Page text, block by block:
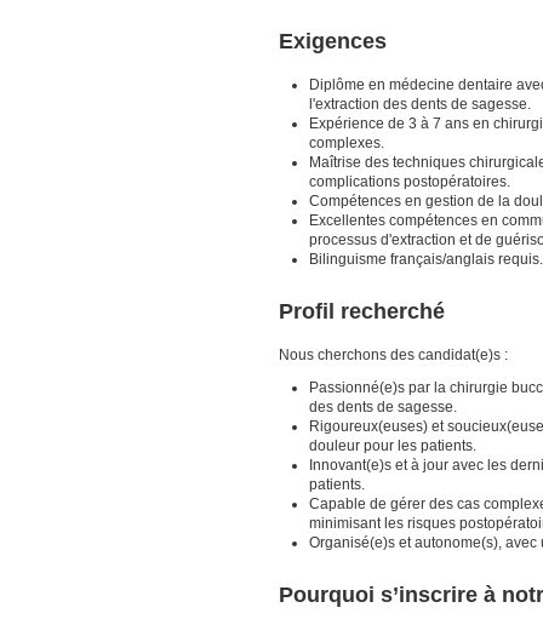
Exigences
Diplôme en médecine dentaire
l'extraction des dents de sagesse.
Expérience de 3 à 7 ans en
complexes.
Maîtrise des techniques
complications postopératoires.
Compétences en gestion de la
Excellentes compétences en
processus d'extraction et de
Bilinguisme français/anglais requis.
Profil recherché
Nous cherchons des candidat(e)s :
Passionné(e)s par la chirurgie
des dents de sagesse.
Rigoureux(euses) et
douleur pour les patients.
Innovant(e)s et à jour avec les
patients.
Capable de gérer des cas
minimisant les risques
Organisé(e)s et autonome(s),
Pourquoi s’inscrire à